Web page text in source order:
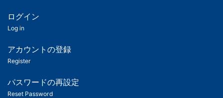
ツ
匿
名
ユ
ー
ログイン
Log in
アカウントの登録
Register
パスワードの再設定
Reset Password